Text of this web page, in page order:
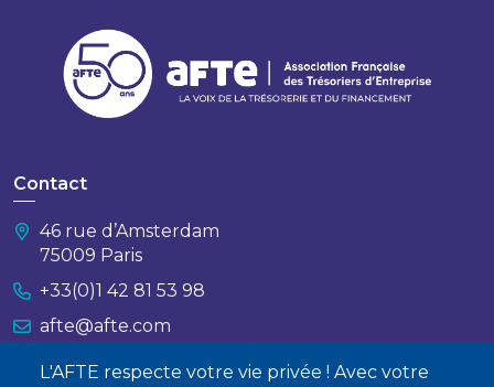
L'AFTE respecte votre vie privée ! Avec votre
Contact
46 rue d’Amsterdam
75009 Paris
+33(0)1 42 81 53 98
afte@afte.com
Nous contacter